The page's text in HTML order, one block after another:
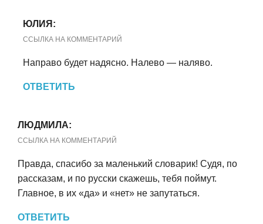
ЮЛИЯ:
ССЫЛКА НА КОММЕНТАРИЙ
Направо будет надясно. Налево — наляво.
ОТВЕТИТЬ
ЛЮДМИЛА:
ССЫЛКА НА КОММЕНТАРИЙ
Правда, спасибо за маленький словарик! Судя, по
рассказам, и по русски скажешь, тебя поймут.
Главное, в их «да» и «нет» не запутаться.
ОТВЕТИТЬ